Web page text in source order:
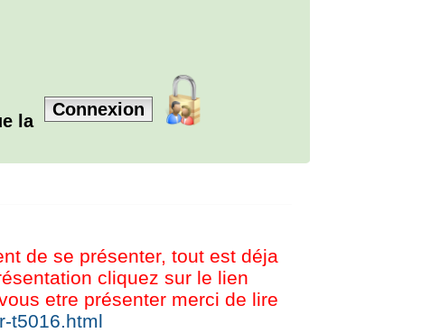
la
Connexion
de se présenter, tout est déja
cliquez sur le lien
etre présenter merci de lire
t5016.html